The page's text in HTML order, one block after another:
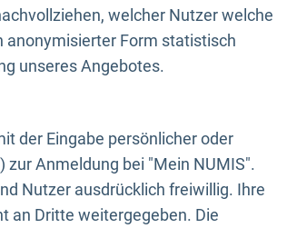
welcher Nutzer welche
anonymisierter Form statistisch
unseres Angebotes.
der Eingabe persönlicher oder
Anmeldung bei "Mein NUMIS".
Nutzer ausdrücklich freiwillig. Ihre
an Dritte weitergegeben. Die